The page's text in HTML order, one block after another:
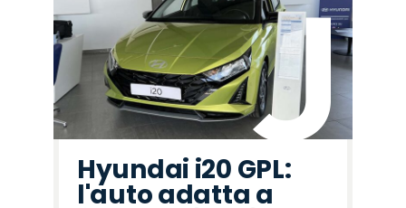
Hyundai i20 GPL:
l'auto adatta a